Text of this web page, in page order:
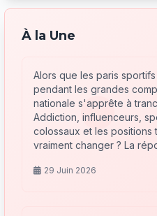
À la Une
Alors que les paris
pendant les grandes
nationale s'apprête à
Addiction, influenceurs,
colossaux et les positions
vraiment changer ? La
29 Juin 2026